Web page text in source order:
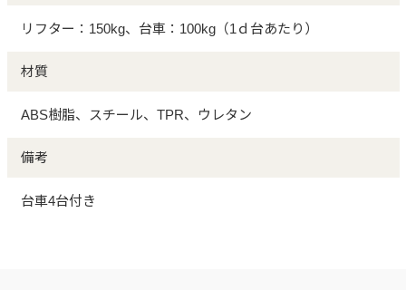
リフター：150kg、台車：100kg（1ｄ台あたり）
材質
ABS樹脂、スチール、TPR、ウレタン
備考
台車4台付き